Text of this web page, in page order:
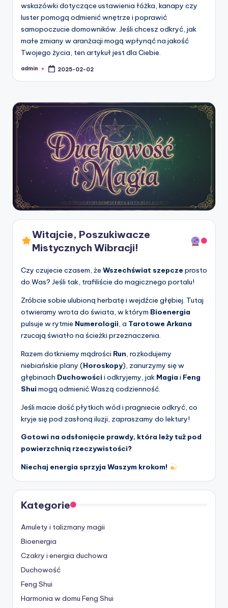
wskazówki dotyczące ustawienia łóżka, kanapy czy
luster pomogą odmienić wnętrze i poprawić
samopoczucie domowników. Jeśli chcesz odkryć, jak
małe zmiany w aranżacji mogą wpłynąć na jakość
Twojego życia, ten artykuł jest dla Ciebie.
Posted
admin 2025-02-02
Witajcie, Poszukiwacze
Mistycznych Wibracji!
Czy czujecie czasem, że Wszechświat szepcze prosto
do Was? Jeśli tak, trafiliście do magicznego portalu!
Zróbcie sobie ulubioną herbatę i wejdźcie głębiej. Tutaj
otwieramy wrota do świata, w którym Bioenergia
pulsuje w rytmie Numerologii, a Tarotowe Arkana
rzucają światło na ścieżki przeznaczenia.
Razem dotkniemy mądrości Run, rozkodujemy
niebiańskie plany (Horoskopy), zanurzymy się w
głębinach Duchowości i odkryjemy, jak Magia i Feng
Shui mogą odmienić Waszą codzienność.
Jeśli macie dość płytkich wód i pragniecie odkryć, co
kryje się pod zasłoną iluzji, zapraszamy do lektury!
Gotowi na odsłonięcie prawdy, która leży tuż pod
powierzchnią rzeczywistości?
Niechaj energia sprzyja Waszym krokom!
Kategorie
Amulety i talizmany magii
Bioenergia
Czakry i energia duchowa
Duchowość
Feng Shui
Harmonia w domu Feng Shui